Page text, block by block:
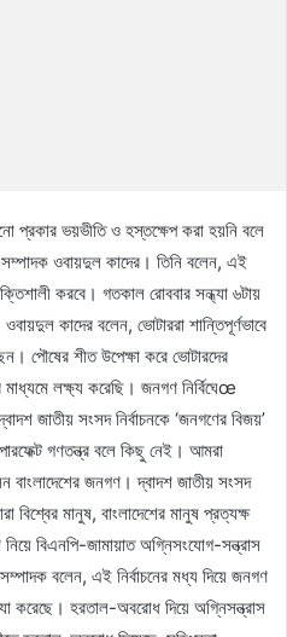
প্রকার ভয়ভীতি ও হস্তক্ষেপ করা হয়নি বলে
ওবায়দুল কাদের। তিনি বলেন, এই
করবে। গতকাল রোববার সন্ধ্যা ৬টায়
কাদের বলেন, ভোটাররা শান্তিপূর্ণভাবে
পৌষের শীত উপেক্ষা করে ভোটারদের
লক্ষ্য করেছি। জনগণ নির্বিঘেœ
জাতীয় সংসদ নির্বাচনকে ‘জনগণের বিজয়’
গণতন্ত্র বলে কিছু নেই। আমরা
বাংলাদেশের জনগণ। দ্বাদশ জাতীয় সংসদ
বিশ্বের মানুষ, বাংলাদেশের মানুষ প্রত্যক্ষ
বিএনপি-জামায়াত অগ্নিসংযোগ-সন্ত্রাস
বলেন, এই নির্বাচনের মধ্য দিয়ে জনগণ
করেছে। হরতাল-অবরোধ দিয়ে অগ্নিসন্ত্রাস